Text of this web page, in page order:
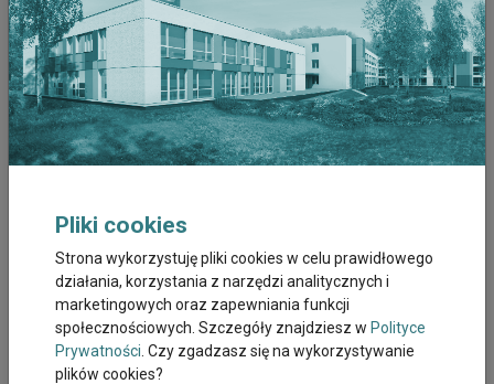
Marzec 2026
Luty 2026
Styczeń 2026
Grudzień 2025
Listopad 2025
Październik 2025
Wrzesień 2025
Sierpień 2025
Pliki cookies
Strona wykorzystuję pliki cookies w celu prawidłowego
działania, korzystania z narzędzi analitycznych i
marketingowych oraz zapewniania funkcji
społecznościowych. Szczegóły znajdziesz w Polityce
Prywatności . Czy zgadzasz się na wykorzystywanie
plików cookies?